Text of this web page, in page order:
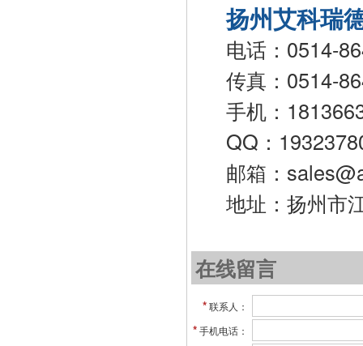
扬州艾科瑞
电话：0514-
传真：0514-
手机：
QQ：
邮箱：
地址：扬州市
在线留言
*联系人：
*手机电话：